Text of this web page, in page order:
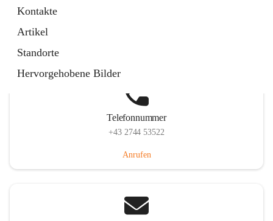
Kontakte
Artikel
Standorte
Hervorgehobene Bilder
Telefonnummer
+43 2744 53522
Anrufen